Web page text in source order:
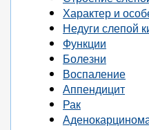
Характер и
Недуги слепой
Функции
Болезни
Воспаление
Аппендицит
Рак